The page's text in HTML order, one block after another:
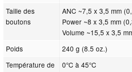
Taille des
boutons
ANC ~7,5 x 3,5 mm
Power ~8 x 3,5 mm
Volume ~15,5 x 3,5
Poids
240 g (8.5 oz.)
Température de
0°C à 45°C